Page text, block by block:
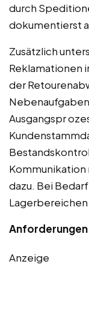
durch
dokumentierst
Zusätzlich
Reklamationen
der
Ausgangspr
dazu. Bei
Lagerbereichen
Anzeige